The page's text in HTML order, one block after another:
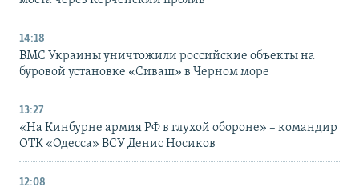
14:18
ВМС Украины уничтожили российские объекты на
буровой установке «Сиваш» в Черном море
13:27
«На Кинбурне армия РФ в глухой обороне» – командир
ОТК «Одесса» ВСУ Денис Носиков
12:08